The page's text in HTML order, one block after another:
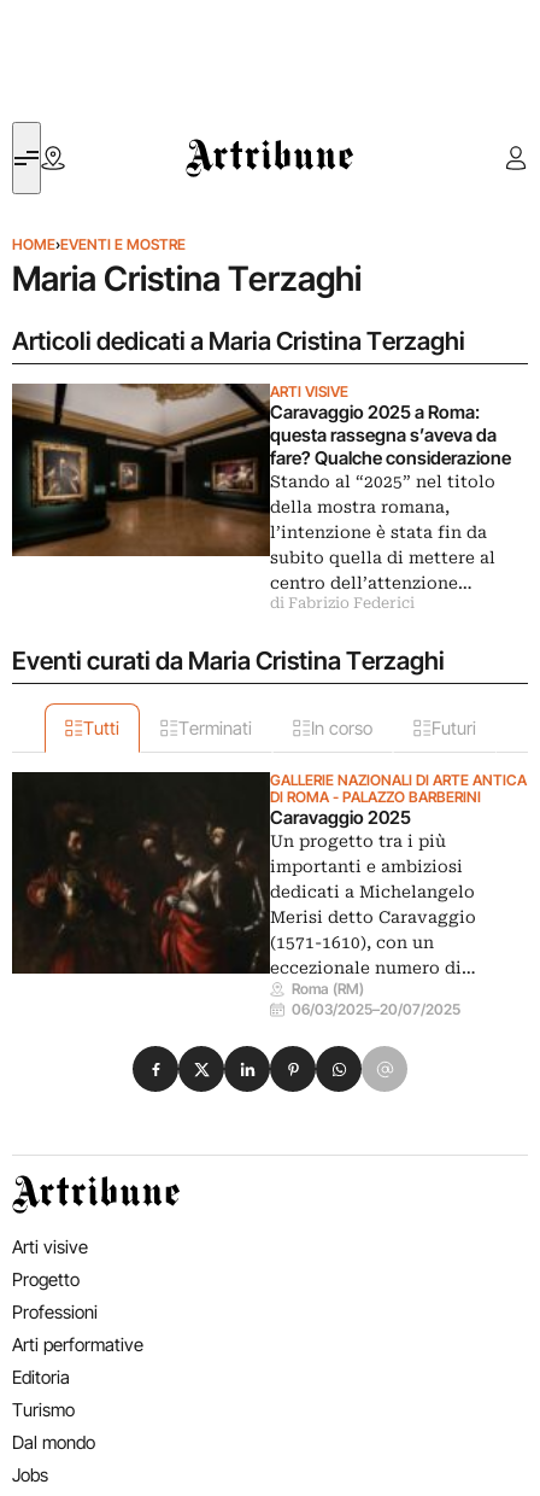
Artribune
HOME›EVENTI E MOSTRE
Maria Cristina Terzaghi
Articoli dedicati a Maria Cristina Terzaghi
ARTI VISIVE
Caravaggio 2025 a Roma:
questa rassegna s’aveva da
fare? Qualche considerazione
Stando al “2025” nel titolo
della mostra romana,
l’intenzione è stata fin da
subito quella di mettere al
centro dell’attenzione…
di Fabrizio Federici
Eventi curati da Maria Cristina Terzaghi
Tutti Terminati In corso Futuri
GALLERIE NAZIONALI DI ARTE ANTICA
DI ROMA - PALAZZO BARBERINI
Caravaggio 2025
Un progetto tra i più
importanti e ambiziosi
dedicati a Michelangelo
Merisi detto Caravaggio
(1571-1610), con un
eccezionale numero di…
Roma (RM)
06/03/2025–20/07/2025
Condividi su Facebook
Condividi su X
Condividi su LinkedIn
Condividi su Pinterest
Condividi su WhatsApp
Condividi su Email
Artribune
Arti visive
Progetto
Professioni
Arti performative
Editoria
Turismo
Dal mondo
Jobs